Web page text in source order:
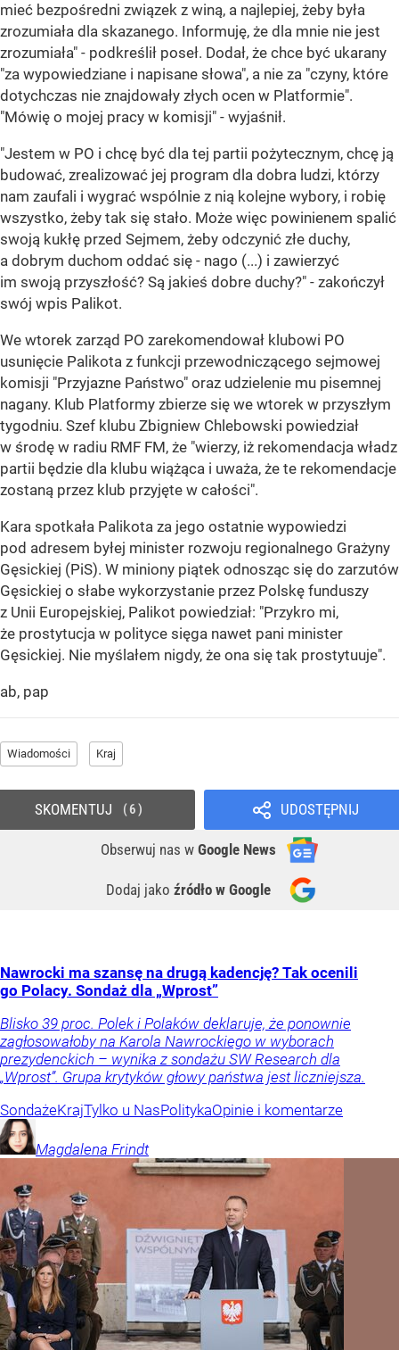
mieć bezpośredni związek z winą, a najlepiej, żeby była
zrozumiała dla skazanego. Informuję, że dla mnie nie jest
zrozumiała" - podkreślił poseł. Dodał, że chce być ukarany
"za wypowiedziane i napisane słowa", a nie za "czyny, które
dotychczas nie znajdowały złych ocen w Platformie".
"Mówię o mojej pracy w komisji" - wyjaśnił.
"Jestem w PO i chcę być dla tej partii pożytecznym, chcę ją
budować, zrealizować jej program dla dobra ludzi, którzy
nam zaufali i wygrać wspólnie z nią kolejne wybory, i robię
wszystko, żeby tak się stało. Może więc powinienem spalić
swoją kukłę przed Sejmem, żeby odczynić złe duchy,
a dobrym duchom oddać się - nago (...) i zawierzyć
im swoją przyszłość? Są jakieś dobre duchy?" - zakończył
swój wpis Palikot.
We wtorek zarząd PO zarekomendował klubowi PO
usunięcie Palikota z funkcji przewodniczącego sejmowej
komisji "Przyjazne Państwo" oraz udzielenie mu pisemnej
nagany. Klub Platformy zbierze się we wtorek w przyszłym
tygodniu. Szef klubu Zbigniew Chlebowski powiedział
w środę w radiu RMF FM, że "wierzy, iż rekomendacja władz
partii będzie dla klubu wiążąca i uważa, że te rekomendacje
zostaną przez klub przyjęte w całości".
Kara spotkała Palikota za jego ostatnie wypowiedzi
pod adresem byłej minister rozwoju regionalnego Grażyny
Gęsickiej (PiS). W miniony piątek odnosząc się do zarzutów
Gęsickiej o słabe wykorzystanie przez Polskę funduszy
z Unii Europejskiej, Palikot powiedział: "Przykro mi,
że prostytucja w polityce sięga nawet pani minister
Gęsickiej. Nie myślałem nigdy, że ona się tak prostytuuje".
ab, pap
Wiadomości Kraj
UDOSTĘPNIJ
Obserwuj nas w Google News
Dodaj jako źródło w Google
SKOMENTUJ 6
Nawrocki ma szansę na drugą kadencję? Tak ocenili
go Polacy. Sondaż dla „Wprost”
Blisko 39 proc. Polek i Polaków deklaruje, że ponownie
zagłosowałoby na Karola Nawrockiego w wyborach
prezydenckich – wynika z sondażu SW Research dla
„Wprost”. Grupa krytyków głowy państwa jest liczniejsza.
SondażeKrajTylko u NasPolitykaOpinie i komentarze
Magdalena Frindt